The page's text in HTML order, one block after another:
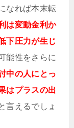
なれば本末転
は変動金利か
下圧力が生じ
能性をさらに
中の人にとっ
はプラスの出
言えるでしょ